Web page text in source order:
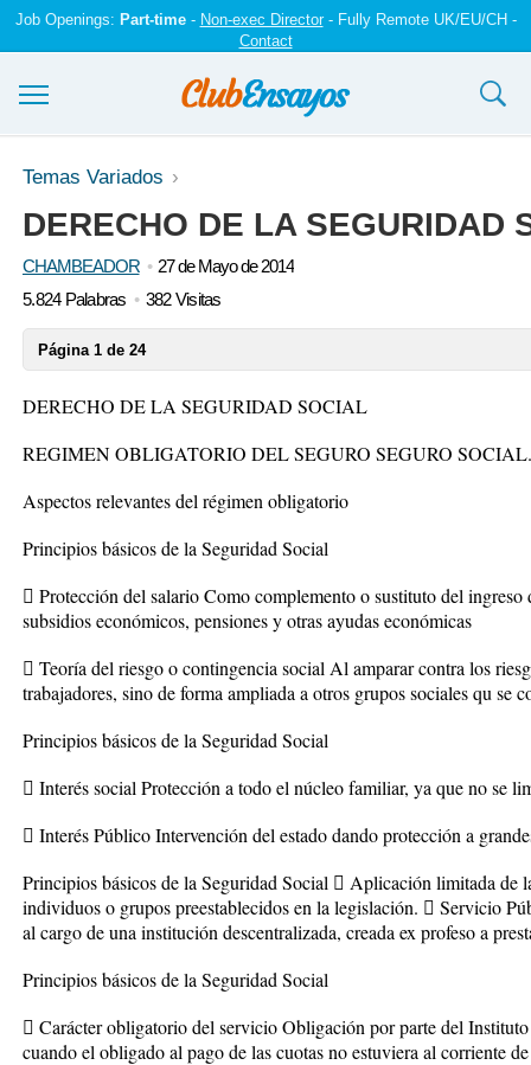
Job Openings: Part-time- Non-exec Director- Fully Remote UK/EU/CH -
Contact
Ensayos y trabajos
Registrarse
Iniciar sesión
Temas Variados
DERECHO DE LA SEGURIDAD
CHAMBEADOR
27 de Mayo de 2014
5.824 Palabras
382 Visitas
Página 1 de 24
DERECHO DE LA SEGURIDAD SOCIAL
REGIMEN OBLIGATORIO DEL SEGURO SEGURO SOCIAL.
Aspectos relevantes del régimen obligatorio
Principios básicos de la Seguridad Social
 Protección del salario Como complemento o sustituto del ingreso
subsidios económicos, pensiones y otras ayudas económicas
 Teoría del riesgo o contingencia social Al amparar contra los
trabajadores, sino de forma ampliada a otros grupos sociales qu se
Principios básicos de la Seguridad Social
 Interés social Protección a todo el núcleo familiar, ya que no se
 Interés Público Intervención del estado dando protección a
Principios básicos de la Seguridad Social  Aplicación limitada de
individuos o grupos preestablecidos en la legislación.  Servicio
al cargo de una institución descentralizada, creada ex profeso a
Principios básicos de la Seguridad Social
 Carácter obligatorio del servicio Obligación por parte del
cuando el obligado al pago de las cuotas no estuviera al corriente